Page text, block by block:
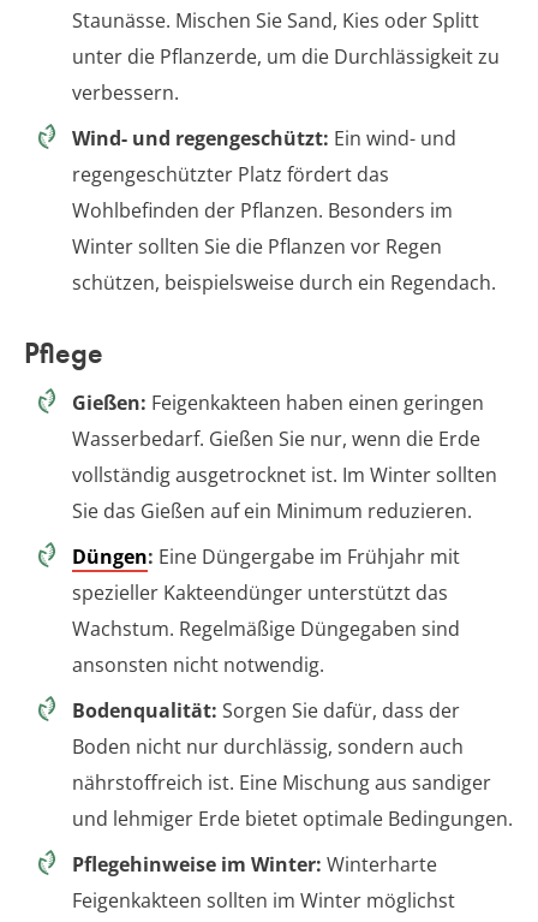
Staunässe. Mischen Sie Sand, Kies oder Splitt
unter die Pflanzerde, um die Durchlässigkeit zu
verbessern.
Wind- und regengeschützt: Ein wind- und
regengeschützter Platz fördert das
Wohlbefinden der Pflanzen. Besonders im
Winter sollten Sie die Pflanzen vor Regen
schützen, beispielsweise durch ein Regendach.
Pflege
Gießen: Feigenkakteen haben einen geringen
Wasserbedarf. Gießen Sie nur, wenn die Erde
vollständig ausgetrocknet ist. Im Winter sollten
Sie das Gießen auf ein Minimum reduzieren.
Düngen: Eine Düngergabe im Frühjahr mit
spezieller Kakteendünger unterstützt das
Wachstum. Regelmäßige Düngegaben sind
ansonsten nicht notwendig.
Bodenqualität: Sorgen Sie dafür, dass der
Boden nicht nur durchlässig, sondern auch
nährstoffreich ist. Eine Mischung aus sandiger
und lehmiger Erde bietet optimale Bedingungen.
Pflegehinweise im Winter: Winterharte
Feigenkakteen sollten im Winter möglichst